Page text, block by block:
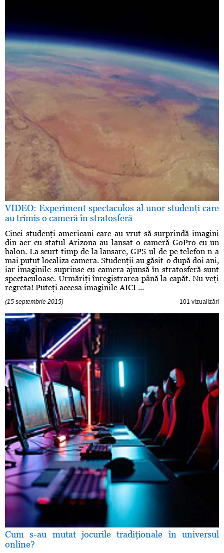
VIDEO: Experiment spectaculos al unor studenţi care
au trimis o cameră în stratosferă
Cinci studenţi americani care au vrut să surprindă imagini
din aer cu statul Arizona au lansat o cameră GoPro cu un
balon. La scurt timp de la lansare, GPS-ul de pe telefon n-a
mai putut localiza camera. Studenţii au găsit-o după doi ani,
iar imaginile suprinse cu camera ajunsă în stratosferă sunt
spectaculoase. Urmăriţi înregistrarea până la capăt. Nu veţi
regreta! Puteţi accesa imaginile AICI ...
(15 septembrie 2015) 101 vizualizări
Cum s-au mutat jocurile tradiţionale în universul
online?